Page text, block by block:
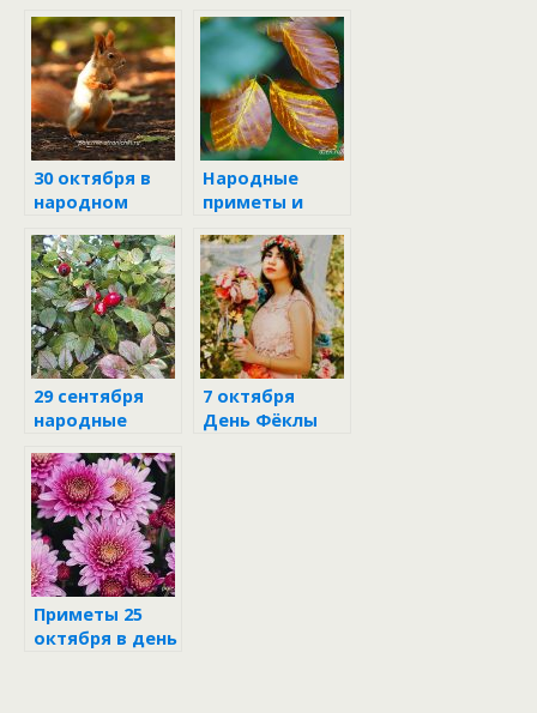
30 октября в
народном
Народные
приметы и
октября
29 сентября
народные
поверья
7 октября
День Фёклы
Приметы 25
октября в день